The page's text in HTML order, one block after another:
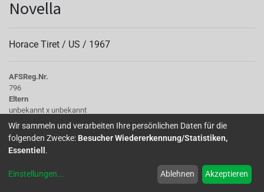
Novella
Horace Tiret / US / 1967
AFSReg.Nr.
796
Eltern
unbekannt x unbekannt
Kinder
Dancing Flame
Tubus
blassrosa
Unterseite dunkler, biegen schön auf, rosa mit hellen Spitzen
Wir sammeln und verarbeiten Ihre persönlichen Daten für die
folgenden Zwecke: Besucher Wiedererkennung/Statistiken,
Essentiell .
Einstellungen... Ablehnen Akzeptieren